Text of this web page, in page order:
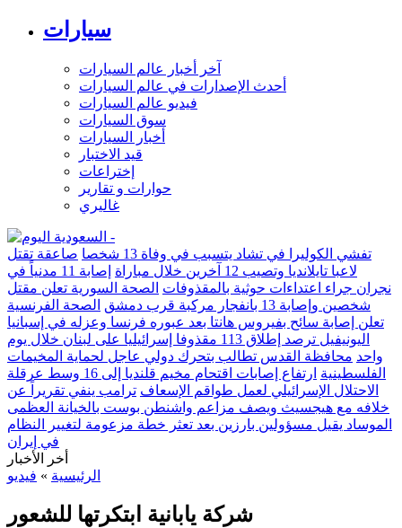
سيارات
آخر أخبار عالم السيارات
أحدث الإصدارات في عالم السيارات
فيديو عالم السيارات
سوق السيارات
أخبار السيارات
قيد الاختبار
إختراعات
حوارات و تقارير
غاليري
تفشي الكوليرا في تشاد يتسبب في وفاة 13 شخصا
صاعقة تقتل
لاعبا تايلانديا وتصيب 12 آخرين خلال مباراة
إصابة 11 مدنياً في
نجران جراء اعتداءات حوثية بالمقذوفات الصحة السورية تعلن مقتل
شخصين وإصابة 13 بانفجار مركبة قرب دمشق
الصحة الفرنسية
تعلن إصابة سائح بفيروس هانتا بعد عبوره فرنسا وعزله في إسبانيا
اليونيفيل ترصد إطلاق 113 مقذوفا إسرائيليا على لبنان خلال يوم
واحد محافظة القدس تطالب بتحرك دولي عاجل لحماية المخيمات
الفلسطينية
ارتفاع إصابات اقتحام مخيم قلنديا إلى 16 وسط عرقلة
الاحتلال الإسرائيلي لعمل طواقم الإسعاف ترامب ينفي تقريراً عن
خلافه مع هيجسيث ويصف مزاعم واشنطن بوست بالخيانة العظمى
الموساد يقيل مسؤولين بارزين بعد تعثر خطة مزعومة لتغيير النظام
في إيران
أخر الأخبار
الرئيسية » فيديو
شركة يابانية ابتكرتها للشعور